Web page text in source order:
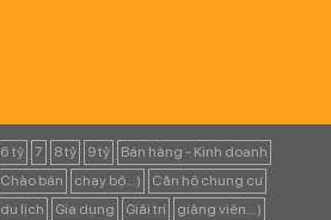
6 tỷ 7 8 tỷ 9 tỷ
Bán hàng - Kinh doanh
Chào bán chạy bộ...)
Căn hộ chung cư
du lịch Gia dụng Giải trí
giảng viên...)